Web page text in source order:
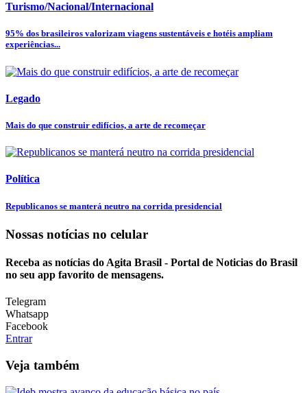
Turismo/Nacional/Internacional
95% dos brasileiros valorizam viagens sustentáveis e hotéis ampliam
experiências...
Legado
Mais do que construir edifícios, a arte de recomeçar
Política
Republicanos se manterá neutro na corrida presidencial
Nossas notícias no celular
Receba as notícias do Agita Brasil - Portal de Noticias do Brasil
no seu app favorito de mensagens.
Telegram
Whatsapp
Facebook
Entrar
Veja também